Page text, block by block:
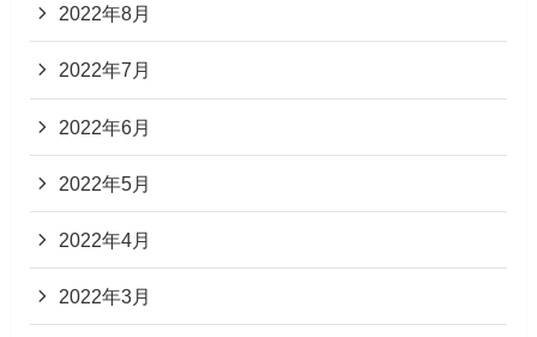
2022年8月
2022年7月
2022年6月
2022年5月
2022年4月
2022年3月